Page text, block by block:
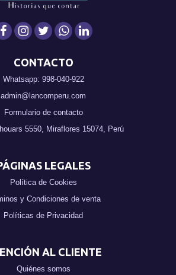
CONTACTO
Whatsapp: 998-040-922
admin@lancomperu.com
Formulario de contacto
5550, Miraflores 15074, Perú
LEGALES
Política de Cookies
y Condiciones de venta
Políticas de Privacidad
AL CLIENTE
Quiénes somos